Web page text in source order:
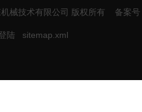
械技术有限公司 版权所有 备案
陆 sitemap.xml